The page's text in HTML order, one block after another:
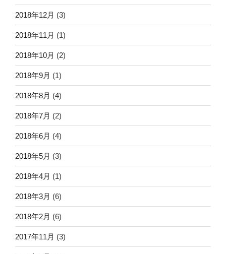
2018年12月 (3)
2018年11月 (1)
2018年10月 (2)
2018年9月 (1)
2018年8月 (4)
2018年7月 (2)
2018年6月 (4)
2018年5月 (3)
2018年4月 (1)
2018年3月 (6)
2018年2月 (6)
2017年11月 (3)